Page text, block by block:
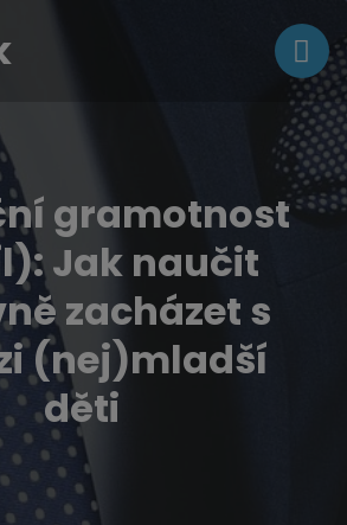
gramotnost
Jak naučit
zacházet s
(nej)mladší
děti